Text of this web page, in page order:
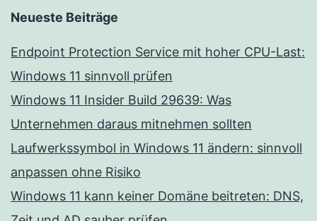
Neueste Beiträge
Endpoint Protection Service mit hoher CPU-Last:
Windows 11 sinnvoll prüfen
Windows 11 Insider Build 29639: Was
Unternehmen daraus mitnehmen sollten
Laufwerkssymbol in Windows 11 ändern: sinnvoll
anpassen ohne Risiko
Windows 11 kann keiner Domäne beitreten: DNS,